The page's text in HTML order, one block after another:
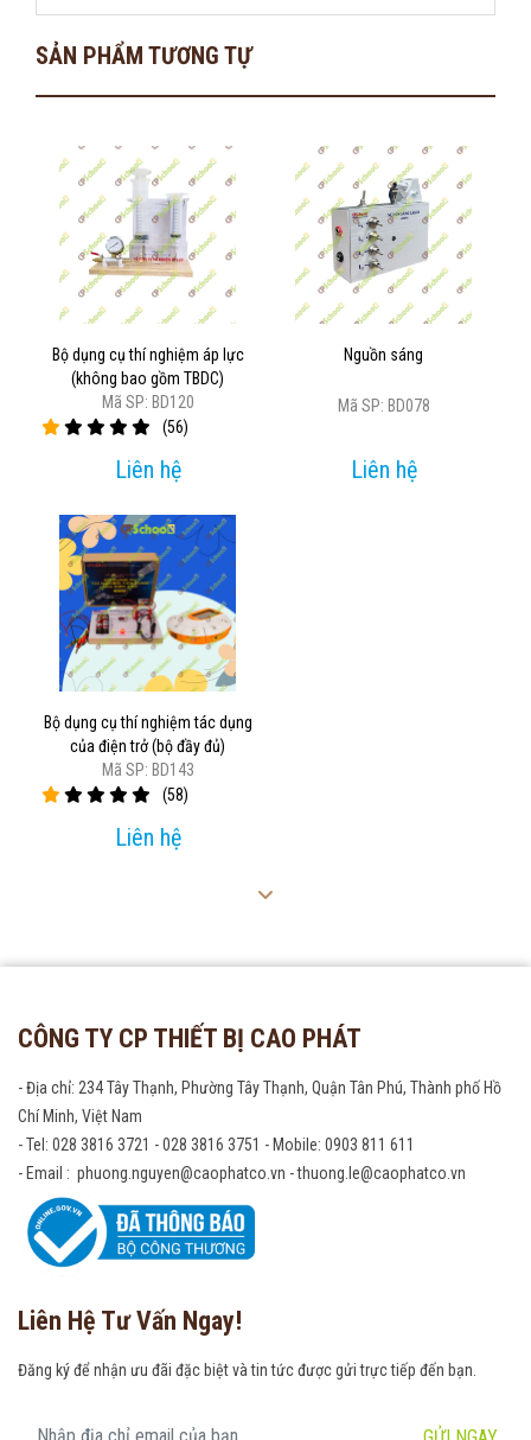
SẢN PHẨM TƯƠNG TỰ
Bộ dụng cụ thí nghiệm áp lực
(không bao gồm TBDC)
Mã SP: BD120
(56)
Liên hệ
Nguồn sáng
Mã SP: BD078
Liên hệ
Bộ dụng cụ thí nghiệm tác dụng
của điện trở (bộ đầy đủ)
Mã SP: BD143
(58)
Liên hệ
CÔNG TY CP THIẾT BỊ CAO PHÁT
- Địa chỉ: 234 Tây Thạnh, Phường Tây Thạnh, Quận Tân Phú, Thành phố Hồ
Chí Minh, Việt Nam
- Tel: 028 3816 3721 - 028 3816 3751 - Mobile: 0903 811 611
- Email : phuong.nguyen@caophatco.vn - thuong.le@caophatco.vn
Liên Hệ Tư Vấn Ngay!
Đăng ký để nhận ưu đãi đặc biệt và tin tức được gửi trực tiếp đến bạn.